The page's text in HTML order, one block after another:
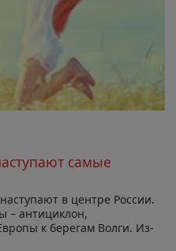
самые
в центре России.
– антициклон,
к берегам Волги. Из-